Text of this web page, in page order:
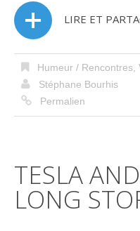
LIRE ET
Humeur / Rencontres
Stéphane Bourhis
Permalien
TESLA
LONG